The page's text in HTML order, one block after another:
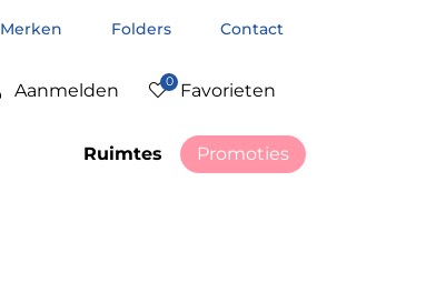
Merken Folders Contact
Aanmelden 0 Favorieten
Ruimtes Promoties